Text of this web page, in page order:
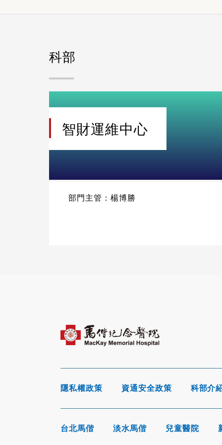
科部
智財運維中心
部門主管：楊博勝
隱私權政策 資通安全政策 科部介
台北馬偕 淡水馬偕 兒童醫院